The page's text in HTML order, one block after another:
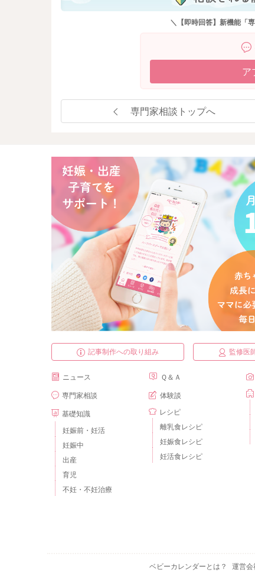
＼【即時回答】新機能「
ア
専門家相談トップへ
記事制作への取り組み 監修医
ニュース
専門家相談
基礎知識
妊娠前・妊活
妊娠中
出産
育児
不妊・不妊治療
Ｑ＆Ａ
体験談
レシピ
離乳食レシピ
妊娠食レシピ
妊活食レシピ
ベビーカレンダーとは？ 運営会